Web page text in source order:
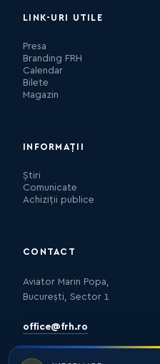
LINK-URI UTILE
Presa
Branding FRH
Calendar
Bilete
Magazin
INFORMAȚII
Știri
Comunicate
Achiziții publice
CONTACT
Aviator Marin Popa,
București, Sector 1
office@frh.ro